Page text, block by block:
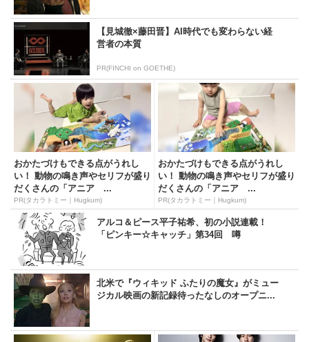
【見城徹×藤田晋】AI時代でも変わらない経
営者の本質
PR(FINCHI on GOETHE)
おかたづけもできる点がうれし
い！ 動物の鳴き声やセリフが盛り
だくさんの「アニア ...
PR(タカラトミー｜Hugkum)
おかたづけもできる点がうれし
い！ 動物の鳴き声やセリフが盛り
だくさんの「アニア ...
PR(タカラトミー｜Hugkum)
アルコ＆ピース平子祐希、初の小説連載！
「ピンキー☆キャッチ」第34回 噂
北米で『ウィキッド ふたりの魔女』がミュー
ジカル映画の新記録待ったなしのオープニ...